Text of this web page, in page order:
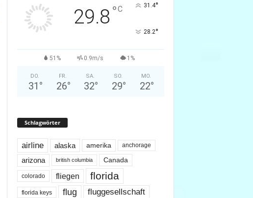
29.8 °C 31.4°
28.2°
51% 0.9m/s 1%
DO.
31 °
FR.
26°
SA.
32°
SO.
29°
MO.
22°
Schlagwörter
airline alaska amerika anchorage
arizona british columbia Canada
colorado fliegen florida
florida keys flug
fluggesellschaft